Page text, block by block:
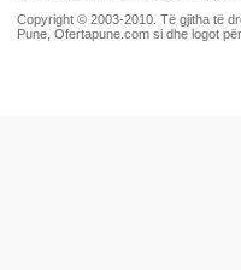
Copyright © 2003-2010. Të gjitha të
Pune, Ofertapune.com si dhe logot